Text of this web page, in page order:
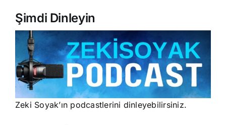
Şimdi Dinleyin
Zeki Soyak’ın podcastlerini dinleyebilirsiniz.